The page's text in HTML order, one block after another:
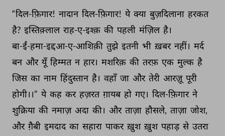
“दिल-फ़िगार! नादान दिल-फ़िगार! ये क्या बुज़दिलाना हरकत
है? इस्तिक़्लाल राह-ए-इश्क़ की पहली मंज़िल है।
बा-ईं-हमा-इद्दआ-ए-आशिक़ी तुझे इतनी भी ख़बर नहीं। मर्द
बन और यूँ हिम्मत न हार। मशरिक़ की तरफ़ एक मुल्क है
जिस का नाम हिंदुस्तान है। वहाँ जा और तेरी आरज़ू पूरी
होगी।।” ये कह कर हज़रत ग़ायब हो गए। दिल-फ़िगार ने
शुक्रिया की नमाज़ अदा की। और ताज़ा हौसले, ताज़ा जोश,
और ग़ैबी इमदाद का सहारा पाकर ख़ुश ख़ुश पहाड़ से उतरा